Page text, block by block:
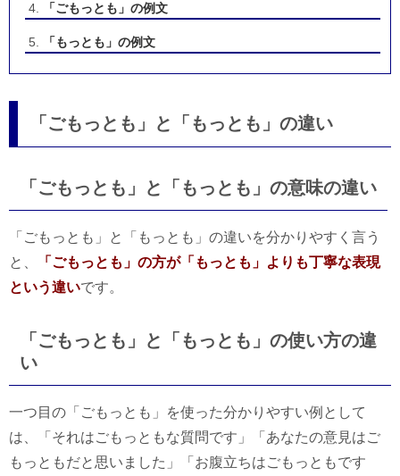
「ごもっとも」の例文
「もっとも」の例文
「ごもっとも」と「もっとも」の違い
「ごもっとも」と「もっとも」の意味の違い
「ごもっとも」と「もっとも」の違いを分かりやすく言う
と、
「ごもっとも」の方が「もっとも」よりも丁寧な表現
という違いです。
「ごもっとも」と「もっとも」の使い方の違
い
一つ目の「ごもっとも」を使った分かりやすい例として
は、「それはごもっともな質問です」「あなたの意見はご
もっともだと思いました」「お腹立ちはごもっともです